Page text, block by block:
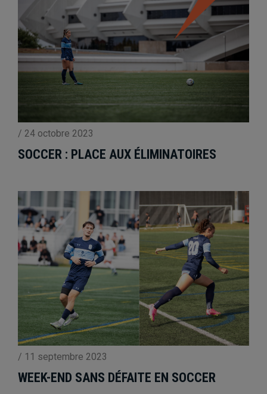
/ 24 octobre 2023
SOCCER : PLACE AUX ÉLIMINATOIRES
/ 11 septembre 2023
WEEK-END SANS DÉFAITE EN SOCCER